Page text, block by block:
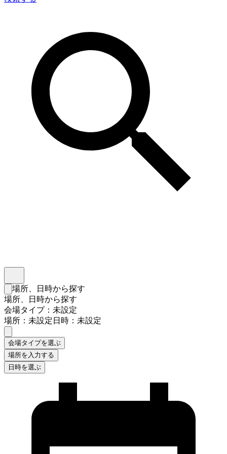
検索フォームを閉じる
場所、日時から探す
場所、日時から探す
会場タイプ：未設定
場所：未設定日時：未設定
会場タイプを選ぶ
場所を入力する
日時を選ぶ